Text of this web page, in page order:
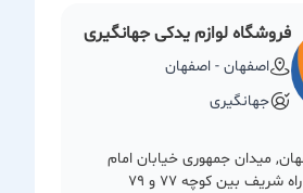
فروشگاه لوازم یدکی جهانگیری
اصفهان - اصفهان
جهانگیری
میدان جمهوری خیابان امام
شریف بین کوچه 77 و 79